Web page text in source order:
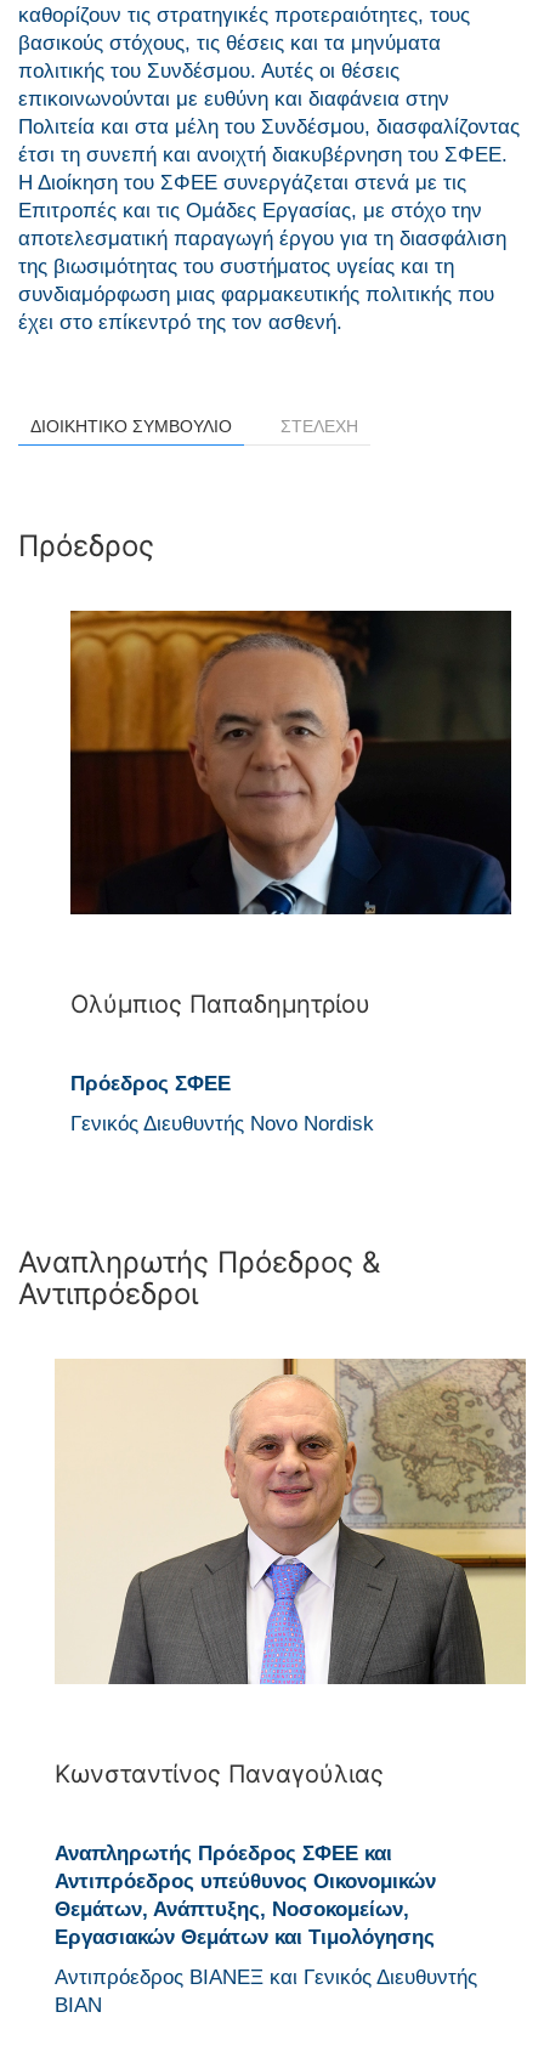
καθορίζουν τις στρατηγικές προτεραιότητες, τους
βασικούς στόχους, τις θέσεις και τα μηνύματα
πολιτικής του Συνδέσμου. Αυτές οι θέσεις
επικοινωνούνται με ευθύνη και διαφάνεια στην
Πολιτεία και στα μέλη του Συνδέσμου, διασφαλίζοντας
έτσι τη συνεπή και ανοιχτή διακυβέρνηση του ΣΦΕΕ.
Η Διοίκηση του ΣΦΕΕ συνεργάζεται στενά με τις
Επιτροπές και τις Ομάδες Εργασίας, με στόχο την
αποτελεσματική παραγωγή έργου για τη διασφάλιση
της βιωσιμότητας του συστήματος υγείας και τη
συνδιαμόρφωση μιας φαρμακευτικής πολιτικής που
έχει στο επίκεντρό της τον ασθενή.
ΔΙΟΙΚΗΤΙΚΟ ΣΥΜΒΟΥΛΙΟ ΣΤΕΛΕΧΗ
Πρόεδρος
Ολύμπιος Παπαδημητρίου
Πρόεδρος ΣΦΕΕ
Γενικός Διευθυντής Novo Nordisk
Αναπληρωτής Πρόεδρος &
Αντιπρόεδροι
Κωνσταντίνος Παναγούλιας
Αναπληρωτής Πρόεδρος ΣΦΕΕ και
Αντιπρόεδρος υπεύθυνος Οικονομικών
Θεμάτων, Ανάπτυξης, Νοσοκομείων,
Εργασιακών Θεμάτων και Τιμολόγησης
Αντιπρόεδρος ΒΙΑΝΕΞ και Γενικός Διευθυντής
ΒΙΑΝ